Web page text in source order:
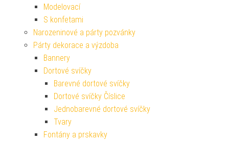
Modelovací
S konfetami
Narozeninové a párty pozvánky
Párty dekorace a výzdoba
Bannery
Dortové svíčky
Barevné dortové svíčky
Dortové svíčky Číslice
Jednobarevné dortové svíčky
Tvary
Fontány a prskavky